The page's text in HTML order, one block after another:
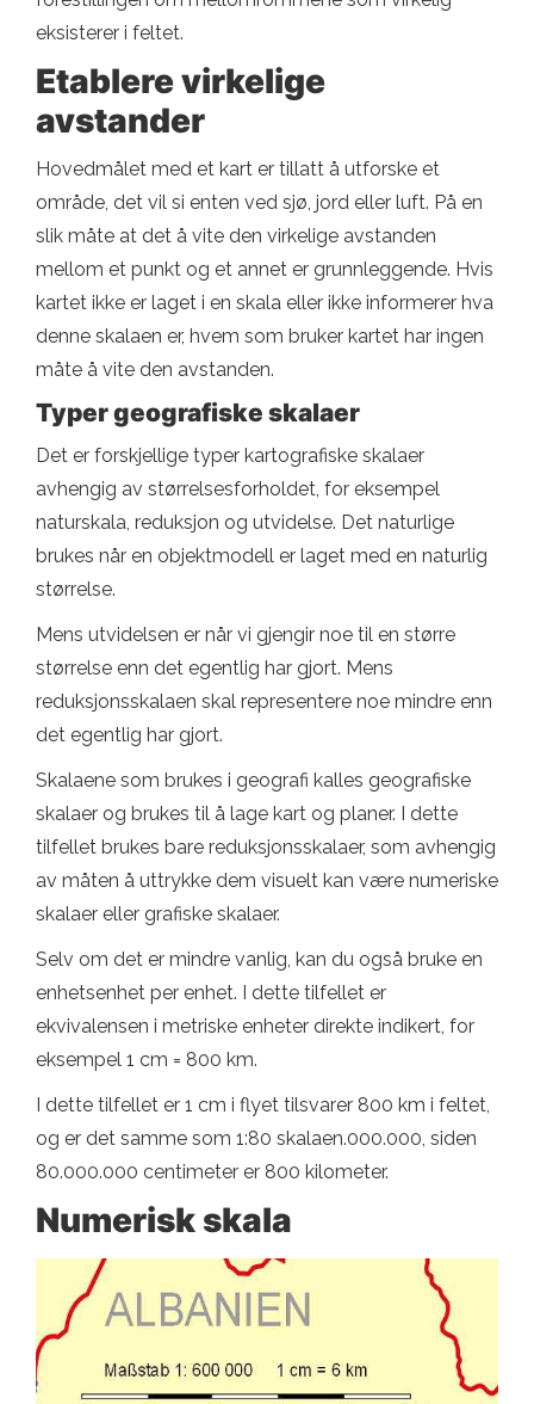
eksisterer i feltet.
Etablere virkelige
avstander
Hovedmålet med et kart er tillatt å utforske et
område, det vil si enten ved sjø, jord eller luft. På en
slik måte at det å vite den virkelige avstanden
mellom et punkt og et annet er grunnleggende. Hvis
kartet ikke er laget i en skala eller ikke informerer hva
denne skalaen er, hvem som bruker kartet har ingen
måte å vite den avstanden.
Typer geografiske skalaer
Det er forskjellige typer kartografiske skalaer
avhengig av størrelsesforholdet, for eksempel
naturskala, reduksjon og utvidelse. Det naturlige
brukes når en objektmodell er laget med en naturlig
størrelse.
Mens utvidelsen er når vi gjengir noe til en større
størrelse enn det egentlig har gjort. Mens
reduksjonsskalaen skal representere noe mindre enn
det egentlig har gjort.
Skalaene som brukes i geografi kalles geografiske
skalaer og brukes til å lage kart og planer. I dette
tilfellet brukes bare reduksjonsskalaer, som avhengig
av måten å uttrykke dem visuelt kan være numeriske
skalaer eller grafiske skalaer.
Selv om det er mindre vanlig, kan du også bruke en
enhetsenhet per enhet. I dette tilfellet er
ekvivalensen i metriske enheter direkte indikert, for
eksempel 1 cm = 800 km.
I dette tilfellet er 1 cm i flyet tilsvarer 800 km i feltet,
og er det samme som 1:80 skalaen.000.000, siden
80.000.000 centimeter er 800 kilometer.
Numerisk skala